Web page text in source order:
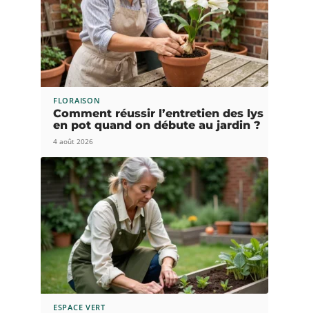
FLORAISON
Comment réussir l’entretien des lys
en pot quand on débute au jardin ?
4 août 2026
ESPACE VERT